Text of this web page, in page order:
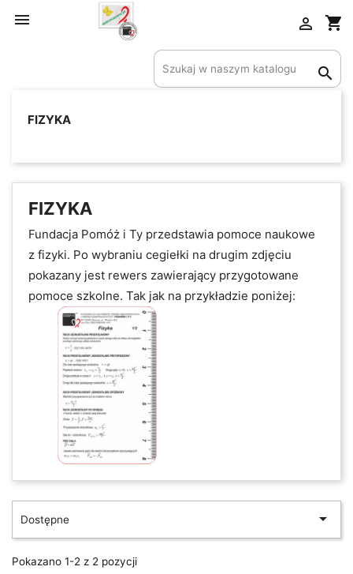
 shopping_cart


FIZYKA
FIZYKA
Fundacja Pomóż i Ty przedstawia pomoce naukowe
z fizyki. Po wybraniu cegiełki na drugim zdjęciu
pokazany jest rewers zawierający przygotowane
pomoce szkolne. Tak jak na przykładzie poniżej:
Dostępne 
Pokazano 1-2 z 2 pozycji
Utwórz listę życzeń
Anuluj Utwórz listę życzeń